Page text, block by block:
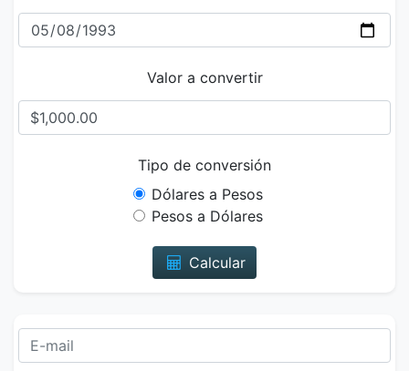
Valor a convertir
Tipo de conversión
Dólares a Pesos
Pesos a Dólares
Calcular